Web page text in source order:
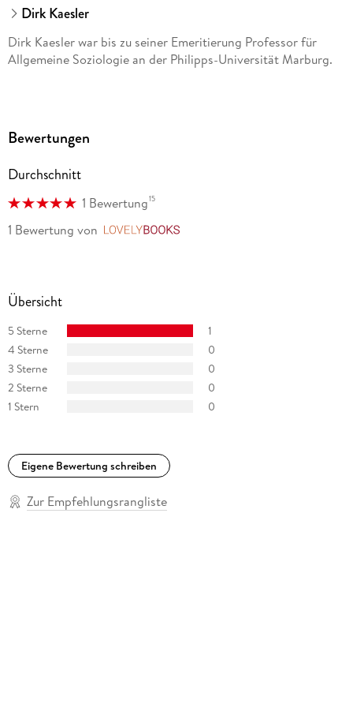
Dirk Kaesler
Dirk Kaesler war bis zu seiner Emeritierung Professor für
Allgemeine Soziologie an der Philipps-Universität Marburg.
Bewertungen
Durchschnitt
1 Bewertung15
1 Bewertung von
Übersicht
5 Sterne
1
4 Sterne
0
3 Sterne
0
2 Sterne
0
1 Stern
0
Eigene Bewertung schreiben
Zur Empfehlungsrangliste